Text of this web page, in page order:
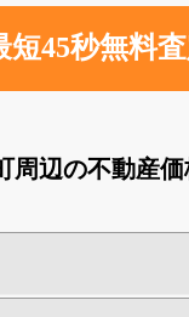
周辺の不動産